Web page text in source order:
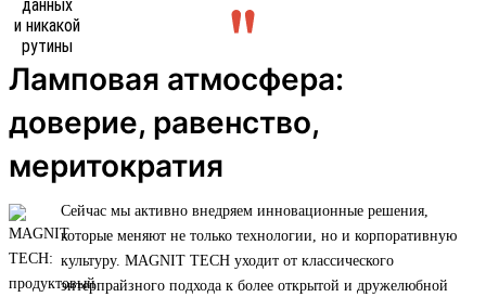
Ламповая атмосфера:
доверие, равенство,
меритократия
Сейчас мы активно внедряем инновационные решения,
которые меняют не только технологии, но и корпоративную
культуру. MAGNIT TECH уходит от классического
энтерпрайзного подхода к более открытой и дружелюбной